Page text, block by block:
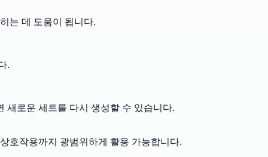
는 데 도움이 됩니다.
.
새로운 세트를 다시 생성할 수 있습니다.
호작용까지 광범위하게 활용 가능합니다.